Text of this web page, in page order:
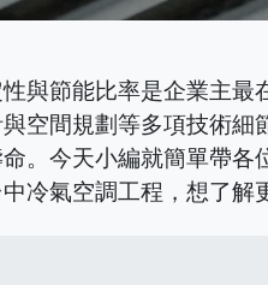
與節能比率是企業主
空間規劃等多項技術
。今天小編就簡單帶
冷氣空調工程，想了解